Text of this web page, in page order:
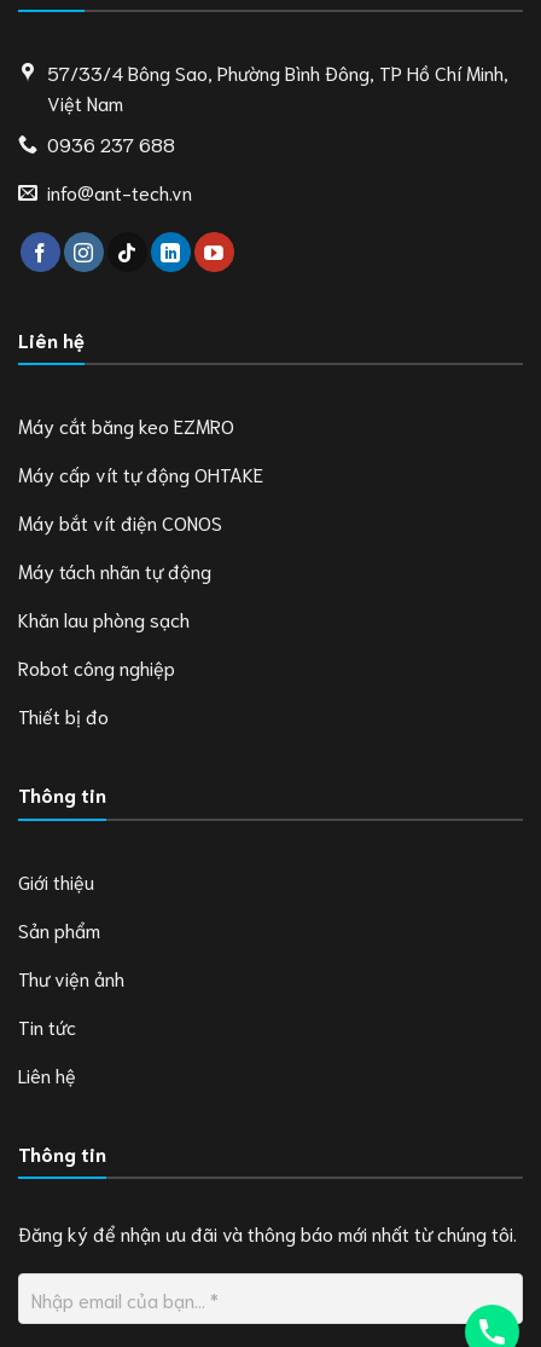
57/33/4 Bông Sao, Phường Bình Đông, TP Hồ Chí Minh,
Việt Nam
0936 237 688
info@ant-tech.vn
Liên hệ
Máy cắt băng keo EZMRO
Máy cấp vít tự động OHTAKE
Máy bắt vít điện CONOS
Máy tách nhãn tự động
Khăn lau phòng sạch
Robot công nghiệp
Thiết bị đo
Thông tin
Giới thiệu
Sản phẩm
Thư viện ảnh
Tin tức
Liên hệ
Thông tin
Đăng ký để nhận ưu đãi và thông báo mới nhất từ chúng tôi.